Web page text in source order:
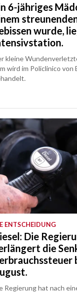
6-jähriges
wurde,
kleine
wird im Policlinico von
ENTSCHEIDUNG
Die
die
Regierung hat nach